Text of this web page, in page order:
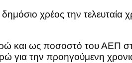
χρέος την τελευταία
και ως ποσοστό του ΑΕΠ
για την προηγούμενη